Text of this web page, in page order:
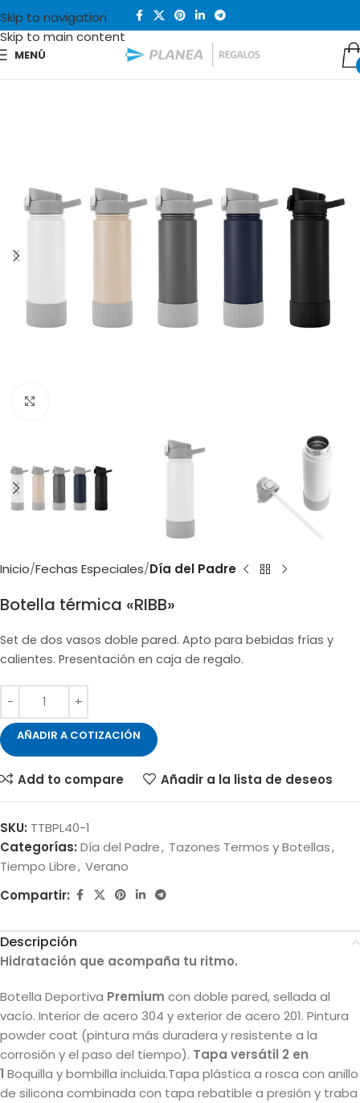
Skip to navigation
Skip to main content
MENÚ
Inicio Fechas Especiales Día del Padre
Botella térmica «RIBB»
Set de dos vasos doble pared. Apto para bebidas frías y
calientes. Presentación en caja de regalo.
AÑADIR A COTIZACIÓN
Add to compare Añadir a la lista de deseos
SKU: TTBPL40-1
Categorías: Día del Padre, Tazones Termos y Botellas,
Tiempo Libre, Verano
Compartir:
Descripción
Hidratación que acompaña tu ritmo.
Botella Deportiva Premium con doble pared, sellada al
vacío. Interior de acero 304 y exterior de acero 201. Pintura
powder coat (pintura más duradera y resistente a la
corrosión y el paso del tiempo). Tapa versátil 2 en
1 Boquilla y bombilla incluida.Tapa plástica a rosca con anillo
de silicona combinada con tapa rebatible a presión y traba